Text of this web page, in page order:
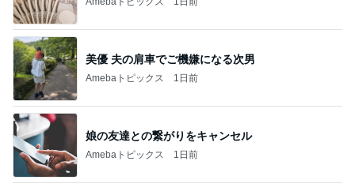
美優 夫の肩車でご機嫌になる次男
Amebaトピックス 1日前
娘の友達との繋がりをキャンセル
Amebaトピックス 1日前